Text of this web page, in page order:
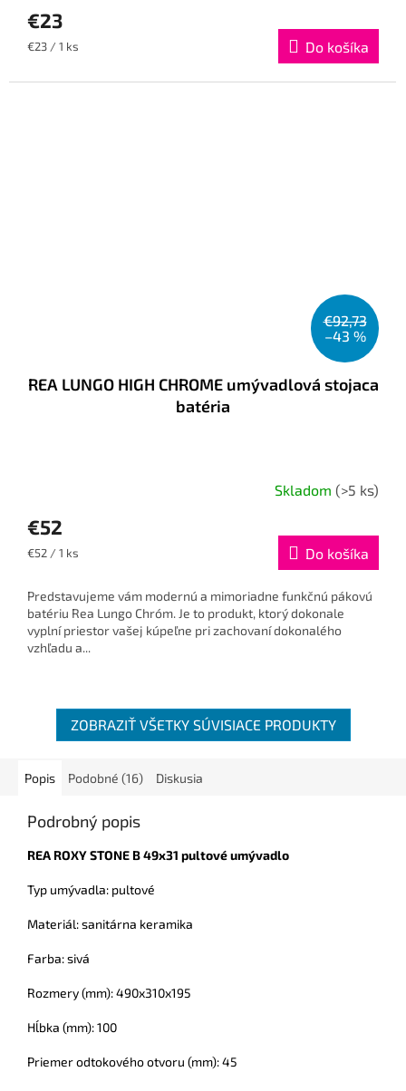
€23
Jednotková
€23 / 1 ks Do košíka
€92,73
–43 %
REA LUNGO HIGH CHROME umývadlová stojaca
batéria
Skladom (>5 ks)
€52
Jednotková
€52 / 1 ks Do košíka
Predstavujeme vám modernú a mimoriadne funkčnú pákovú
batériu Rea Lungo Chróm. Je to produkt, ktorý dokonale
vyplní priestor vašej kúpeľne pri zachovaní dokonalého
vzhľadu a...
ZOBRAZIŤ VŠETKY SÚVISIACE PRODUKTY
Popis Podobné (16) Diskusia
Podrobný popis
REA ROXY STONE B 49x31 pultové umývadlo
Typ umývadla: pultové
Materiál: sanitárna keramika
Farba: sivá
Rozmery (mm): 490x310x195
Hĺbka (mm): 100
Priemer odtokového otvoru (mm): 45